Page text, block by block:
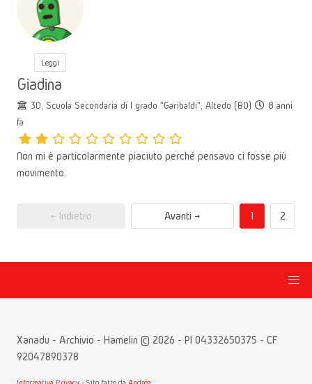
Leggi
Giadina
3D, Scuola Secondaria di I grado “Garibaldi”, Altedo (BO)
8 anni
fa
Non mi è particolarmente piaciuto perché pensavo ci fosse più
movimento.
← Indietro Avanti → 1 2
Xanadu - Archivio - Hamelin © 2026 - PI 04332650375 - CF
92047890378